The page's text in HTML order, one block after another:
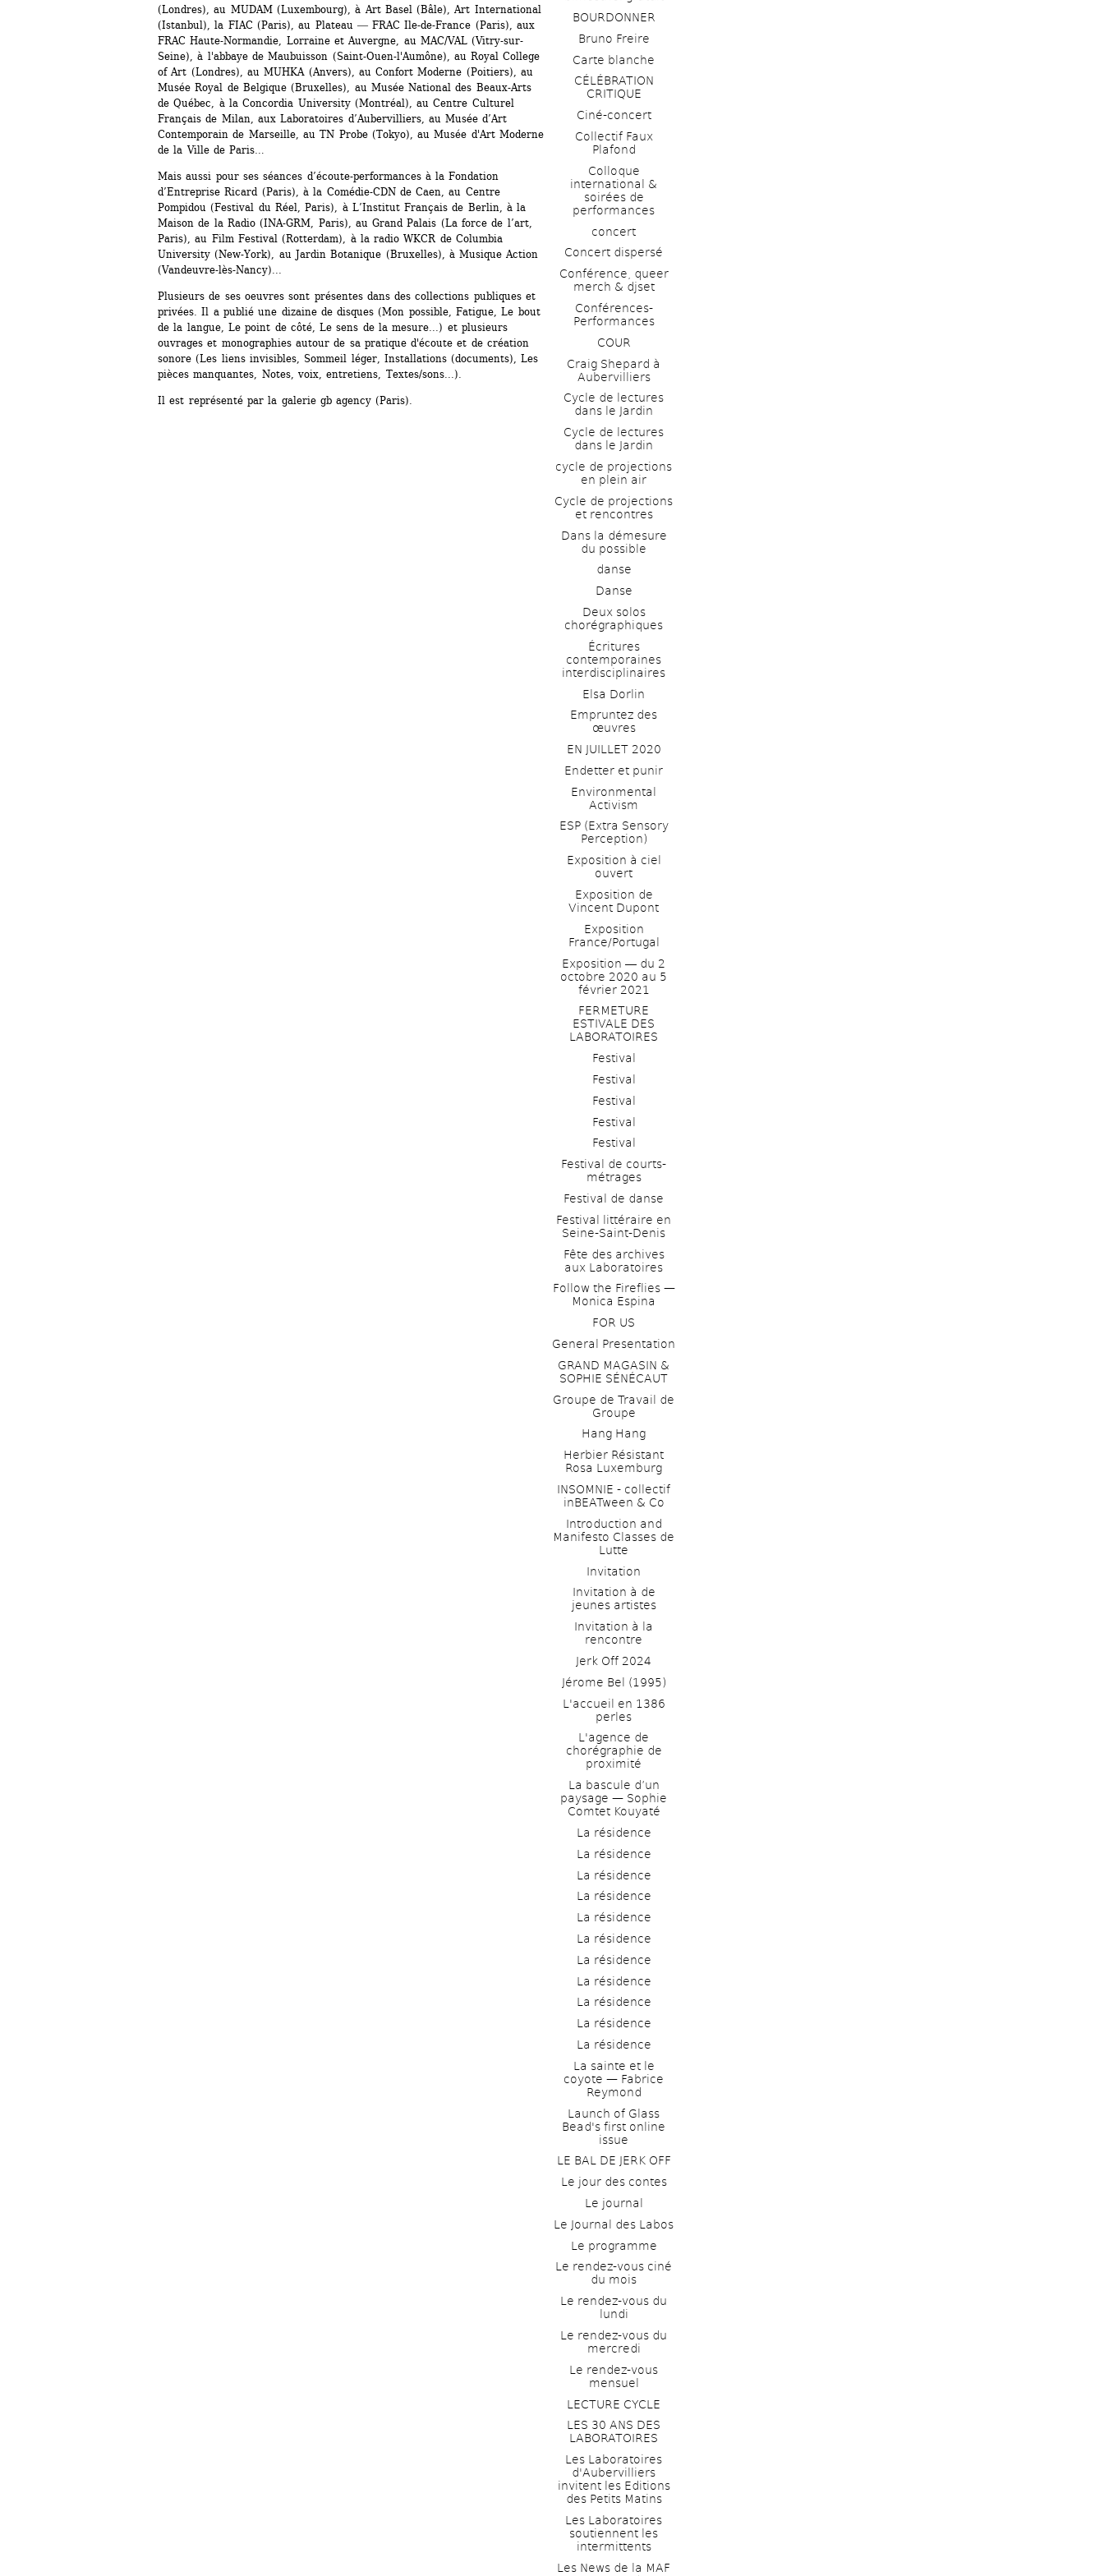
(Londres), au MUDAM (Luxembourg), à Art Basel (Bâle), Art International
(Istanbul), la FIAC (Paris), au Plateau ― FRAC Ile-de-France (Paris), aux
FRAC Haute-Normandie, Lorraine et Auvergne, au MAC/VAL (Vitry-sur-
Seine), à l'abbaye de Maubuisson (Saint-Ouen-l'Aumône), au Royal College
of Art (Londres), au MUHKA (Anvers), au Confort Moderne (Poitiers), au
Musée Royal de Belgique (Bruxelles), au Musée National des Beaux-Arts
de Québec, à la Concordia University (Montréal), au Centre Culturel
Français de Milan, aux Laboratoires d’Aubervilliers, au Musée d’Art
Contemporain de Marseille, au TN Probe (Tokyo), au Musée d'Art Moderne
de la Ville de Paris…
Mais aussi pour ses séances d’écoute-performances à la Fondation
d’Entreprise Ricard (Paris), à la Comédie-CDN de Caen, au Centre
Pompidou (Festival du Réel, Paris), à L’Institut Français de Berlin, à la
Maison de la Radio (INA-GRM, Paris), au Grand Palais (La force de l’art,
Paris), au Film Festival (Rotterdam), à la radio WKCR de Columbia
University (New-York), au Jardin Botanique (Bruxelles), à Musique Action
(Vandeuvre-lès-Nancy)...
Plusieurs de ses oeuvres sont présentes dans des collections publiques et
privées. Il a publié une dizaine de disques (Mon possible, Fatigue, Le bout
de la langue, Le point de côté, Le sens de la mesure...) et plusieurs
ouvrages et monographies autour de sa pratique d'écoute et de création
sonore (Les liens invisibles, Sommeil léger, Installations (documents), Les
pièces manquantes, Notes, voix, entretiens, Textes/sons...).
Il est représenté par la galerie gb agency (Paris).
BOURDONNER
Bruno Freire
Carte blanche
CÉLÉBRATION
CRITIQUE
Ciné-concert
Collectif Faux
Plafond
Colloque
international &
soirées de
performances
concert
Concert dispersé
Conférence, queer
merch & djset
Conférences-
Performances
COUR
Craig Shepard à
Aubervilliers
Cycle de lectures
dans le Jardin
Cycle de lectures
dans le Jardin
cycle de projections
en plein air
Cycle de projections
et rencontres
Dans la démesure
du possible
danse
Danse
Deux solos
chorégraphiques
Écritures
contemporaines
interdisciplinaires
Elsa Dorlin
Empruntez des
œuvres
EN JUILLET 2020
Endetter et punir
Environmental
Activism
ESP (Extra Sensory
Perception)
Exposition à ciel
ouvert
Exposition de
Vincent Dupont
Exposition
France/Portugal
Exposition ― du 2
octobre 2020 au 5
février 2021
FERMETURE
ESTIVALE DES
LABORATOIRES
Festival
Festival
Festival
Festival
Festival
Festival de courts-
métrages
Festival de danse
Festival littéraire en
Seine-Saint-Denis
Fête des archives
aux Laboratoires
Follow the Fireflies —
Monica Espina
FOR US
General Presentation
GRAND MAGASIN &
SOPHIE SÉNÉCAUT
Groupe de Travail de
Groupe
Hang Hang
Herbier Résistant
Rosa Luxemburg
INSOMNIE - collectif
inBEATween & Co
Introduction and
Manifesto Classes de
Lutte
Invitation
Invitation à de
jeunes artistes
Invitation à la
rencontre
Jerk Off 2024
Jérome Bel (1995)
L'accueil en 1386
perles
L'agence de
chorégraphie de
proximité
La bascule d’un
paysage — Sophie
Comtet Kouyaté
La résidence
La résidence
La résidence
La résidence
La résidence
La résidence
La résidence
La résidence
La résidence
La résidence
La résidence
La sainte et le
coyote — Fabrice
Reymond
Launch of Glass
Bead's first online
issue
LE BAL DE JERK OFF
Le jour des contes
Le journal
Le Journal des Labos
Le programme
Le rendez-vous ciné
du mois
Le rendez-vous du
lundi
Le rendez-vous du
mercredi
Le rendez-vous
mensuel
LECTURE CYCLE
LES 30 ANS DES
LABORATOIRES
Les Laboratoires
d'Aubervilliers
invitent les Editions
des Petits Matins
Les Laboratoires
soutiennent les
intermittents
Les News de la MAF